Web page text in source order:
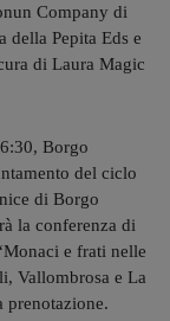
Company di
della Pepita Eds e
di Laura Magic
Borgo
del ciclo
di Borgo
la conferenza di
e frati nelle
Vallombrosa e La
prenotazione.